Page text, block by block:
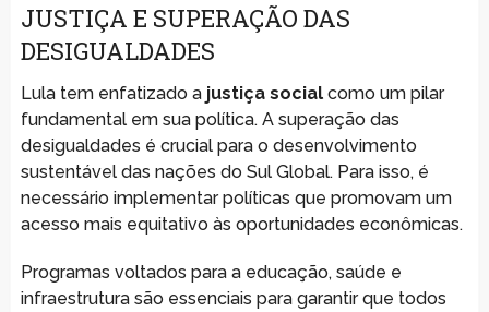
JUSTIÇA E SUPERAÇÃO DAS
DESIGUALDADES
Lula tem enfatizado a justiça socialcomo um pilar
fundamental em sua política. A superação das
desigualdades é crucial para o desenvolvimento
sustentável das nações do Sul Global. Para isso, é
necessário implementar políticas que promovam um
acesso mais equitativo às oportunidades econômicas.
Programas voltados para a educação, saúde e
infraestrutura são essenciais para garantir que todos